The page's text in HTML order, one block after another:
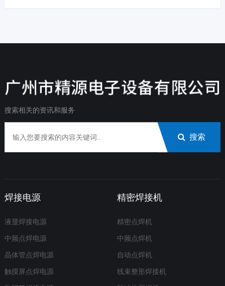
搜索相关的资讯和服务
搜索
焊接电源
液显焊接电源
中频点焊电源
晶体管点焊电源
触摸屏点焊电源
精密焊接机
精密点焊机
中频点焊机
自动点焊机
线束整形焊接机